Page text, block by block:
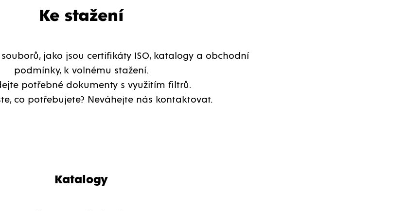
Ke stažení
jako jsou certifikáty ISO, katalogy a obchodní
podmínky, k volnému stažení.
potřebné dokumenty s využitím filtrů.
co potřebujete? Neváhejte nás kontaktovat.
Katalogy